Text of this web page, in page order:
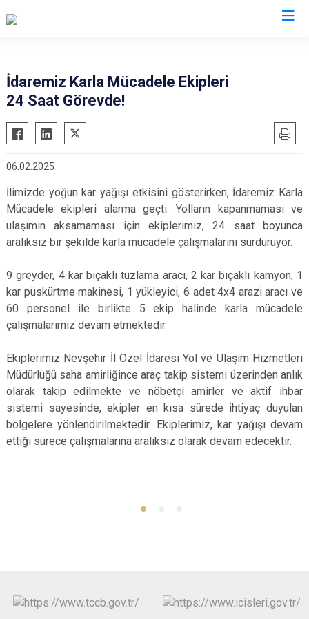
İdaremiz Karla Mücadele Ekipleri
24 Saat Görevde!
06.02.2025
İlimizde yoğun kar yağışı etkisini gösterirken, İdaremiz Karla
Mücadele ekipleri alarma geçti. Yolların kapanmaması ve
ulaşımın aksamaması için ekiplerimiz, 24 saat boyunca
aralıksız bir şekilde karla mücadele çalışmalarını sürdürüyor.
9 greyder, 4 kar bıçaklı tuzlama aracı, 2 kar bıçaklı kamyon, 1
kar püskürtme makinesi, 1 yükleyici, 6 adet 4x4 arazi aracı ve
60 personel ile birlikte 5 ekip halinde karla mücadele
çalışmalarımız devam etmektedir.
Ekiplerimiz Nevşehir İl Özel İdaresi Yol ve Ulaşım Hizmetleri
Müdürlüğü saha amirliğince araç takip sistemi üzerinden anlık
olarak takip edilmekte ve nöbetçi amirler ve aktif ihbar
sistemi sayesinde, ekipler en kısa sürede ihtiyaç duyulan
bölgelere yönlendirilmektedir. Ekiplerimiz, kar yağışı devam
ettiği sürece çalışmalarına aralıksız olarak devam edecektir.